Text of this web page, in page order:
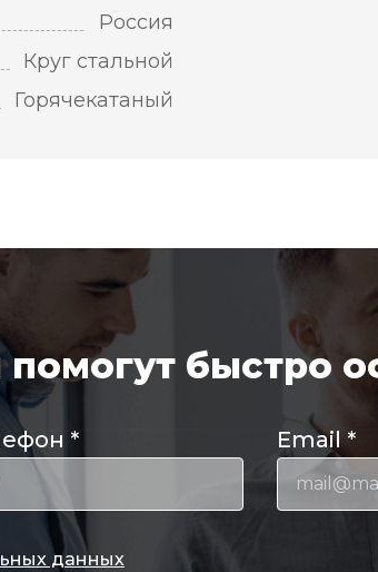
Россия
Круг стальной
Горячекатаный
быстро
* Email *
данных